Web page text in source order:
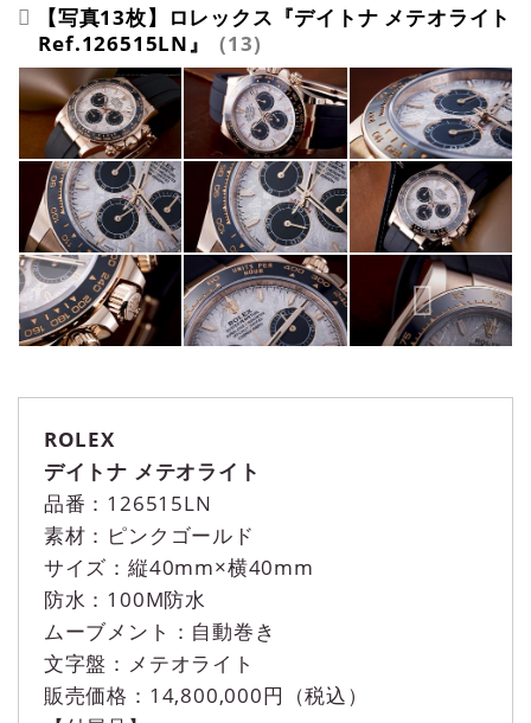
【写真13枚】ロレックス『デイトナ メテオライト
Ref.126515LN』
13
ROLEX
デイトナ メテオライト
品番：126515LN
素材：ピンクゴールド
サイズ：縦40mm×横40mm
防水：100M防水
ムーブメント：自動巻き
文字盤：メテオライト
販売価格：14,800,000円（税込）